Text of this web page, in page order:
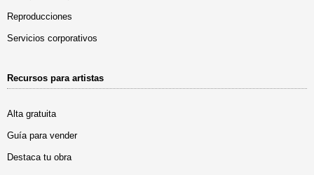
Reproducciones
Servicios corporativos
Recursos para artistas
Alta gratuita
Guía para vender
Destaca tu obra